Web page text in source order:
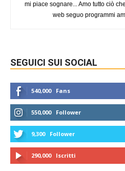
mi piace sognare... Amo tutto ciò
web seguo programmi
SEGUICI SUI SOCIAL
540,000 Fans
550,000 Follower
9,300 Follower
290,000 Iscritti